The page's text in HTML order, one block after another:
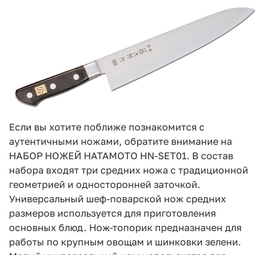
Если вы хотите поближе познакомится с
аутентичными ножами, обратите внимание на
НАБОР НОЖЕЙ HATAMOTO HN-SET01. В состав
набора входят три средних ножа с традиционной
геометрией и односторонней заточкой.
Универсальный шеф-поварской нож средних
размеров используется для приготовления
основных блюд. Нож-топорик предназначен для
работы по крупным овощам и шинковки зелени.